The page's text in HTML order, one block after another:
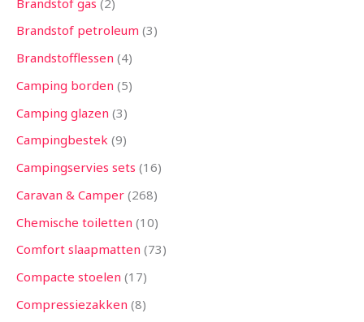
Brandstof petroleum 3
Brandstofflessen 4
Camping borden 5
Camping glazen 3
Campingbestek 9
Campingservies sets 16
Caravan & Camper 268
Chemische toiletten 10
Comfort slaapmatten 73
Compacte stoelen 17
Compressiezakken 8